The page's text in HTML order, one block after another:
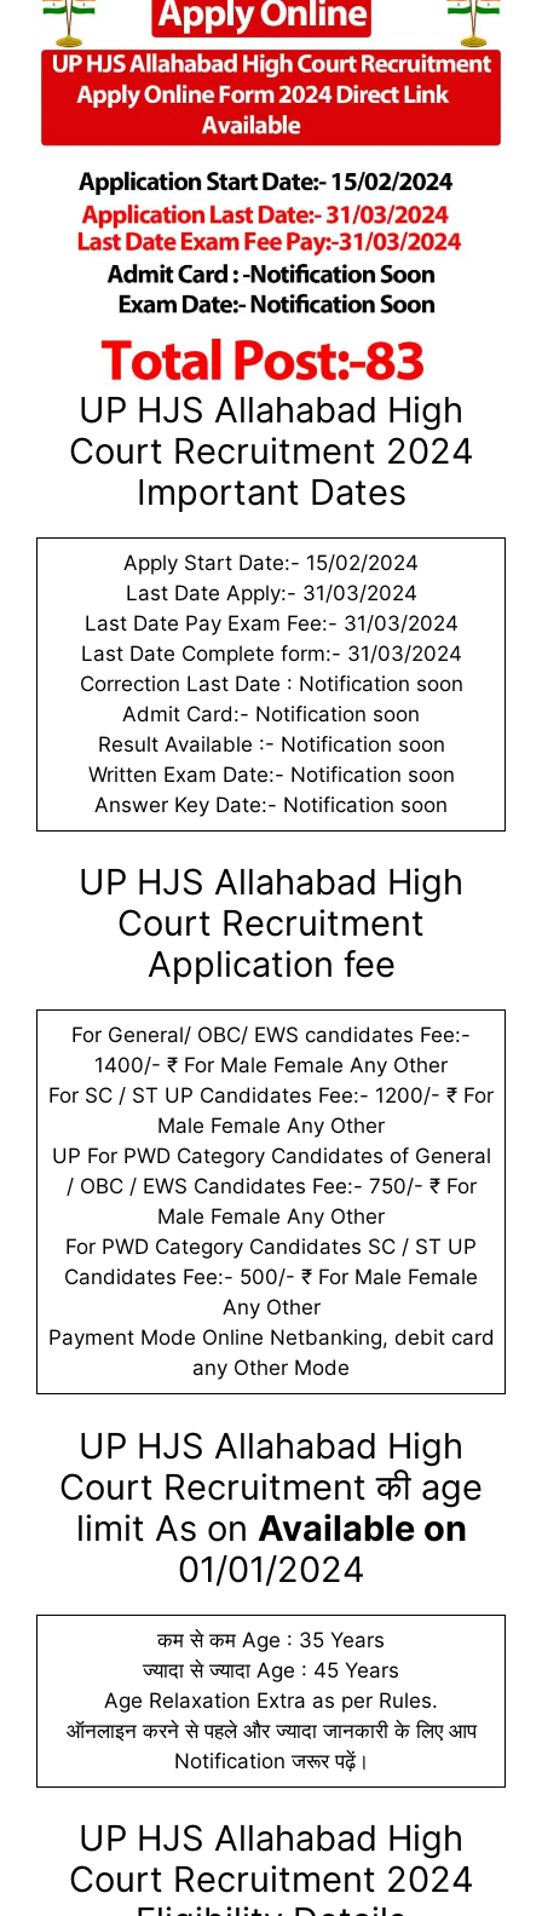
UP HJS Allahabad High
Court Recruitment 2024
Important Dates
Apply Start Date:- 15/02/2024
Last Date Apply:- 31/03/2024
Last Date Pay Exam Fee:- 31/03/2024
Last Date Complete form:- 31/03/2024
Correction Last Date : Notification soon
Admit Card:- Notification soon
Result Available :- Notification soon
Written Exam Date:- Notification soon
Answer Key Date:- Notification soon
UP HJS Allahabad High
Court Recruitment
Application fee
For General/ OBC/ EWS candidates Fee:-
1400/- ₹ For Male Female Any Other
For SC / ST UP Candidates Fee:- 1200/- ₹ For
Male Female Any Other
UP For PWD Category Candidates of General
/ OBC / EWS Candidates Fee:- 750/- ₹ For
Male Female Any Other
For PWD Category Candidates SC / ST UP
Candidates Fee:- 500/- ₹ For Male Female
Any Other
Payment Mode Online Netbanking, debit card
any Other Mode
UP HJS Allahabad High
Court Recruitment की age
limit As on Available on
01/01/2024
कम से कम Age : 35 Years
ज्यादा से ज्यादा Age : 45 Years
Age Relaxation Extra as per Rules.
ऑनलाइन करने से पहले और ज्यादा जानकारी के लिए आप
Notification जरूर पढ़ें।
UP HJS Allahabad High
Court Recruitment 2024